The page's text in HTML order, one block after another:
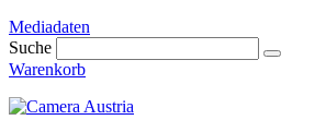
Mediadaten
Suche
Warenkorb